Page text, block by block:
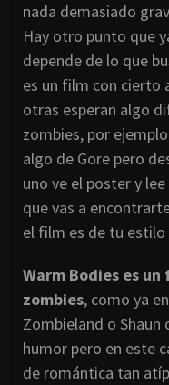
nada demasiado
Hay otro punto que
depende de lo que
es un film con cierto
otras esperan algo
zombies, por
algo de Gore pero
uno ve el poster y
que vas a
el film es de tu estilo
Warm Bodies es
zombies, como ya
Zombieland o
humor pero en este
de romántica tan